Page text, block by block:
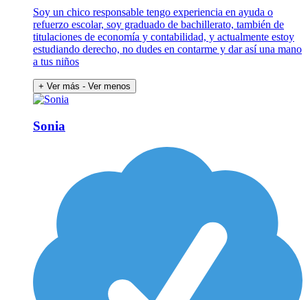
Soy un chico responsable tengo experiencia en ayuda o
refuerzo escolar, soy graduado de bachillerato, también de
titulaciones de economía y contabilidad, y actualmente estoy
estudiando derecho, no dudes en contarme y dar así una mano
a tus niños
+ Ver más - Ver menos
Sonia